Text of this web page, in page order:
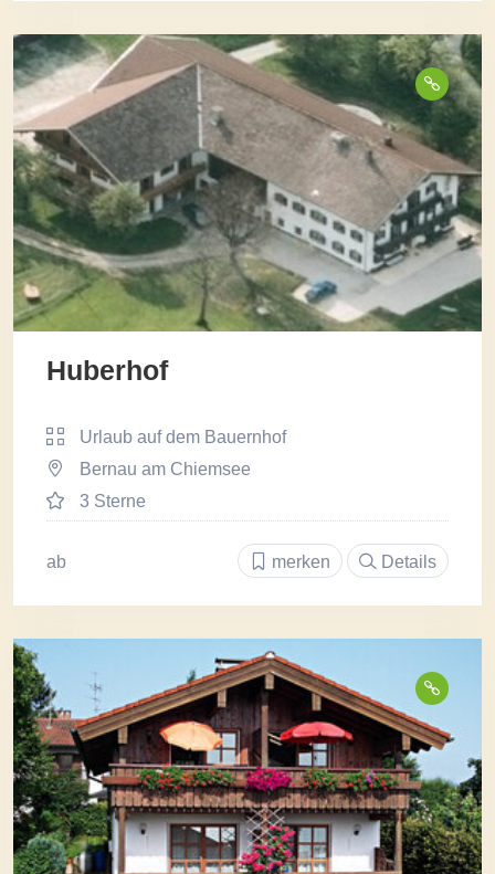
Huberhof
Urlaub auf dem Bauernhof
Bernau am Chiemsee
3 Sterne
ab merken Details